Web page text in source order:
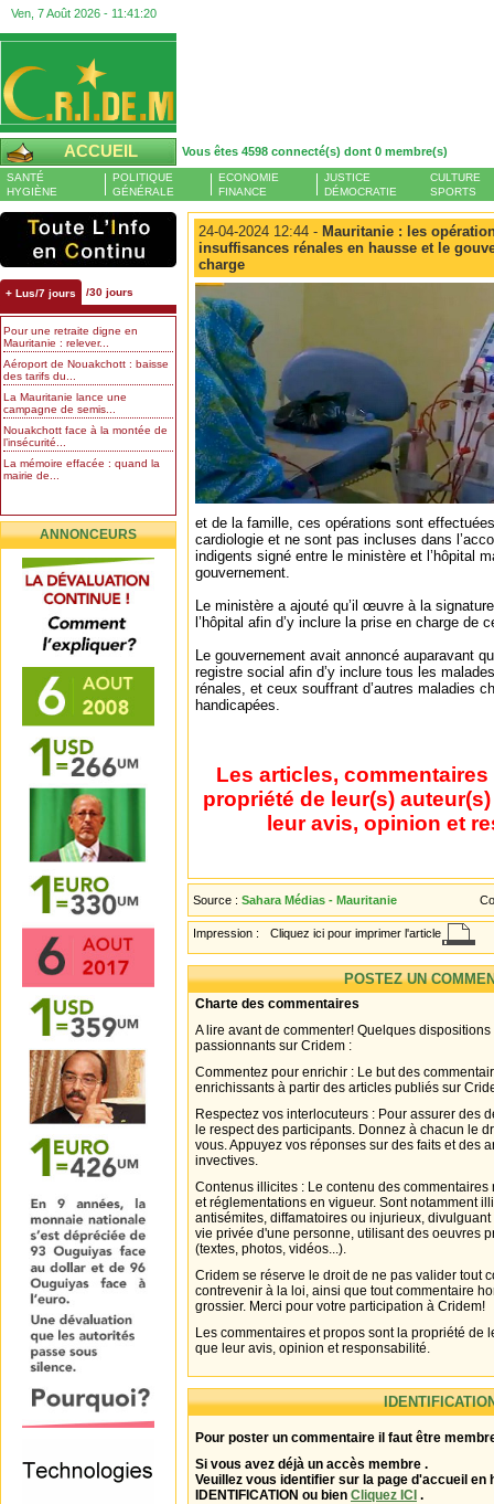
Ven, 7 Août 2026 - 11:41:21
ACCUEIL Vous êtes 4598 connecté(s) dont 0 membre(s)
SANTÉ
HYGIÈNE
POLITIQUE
GÉNÉRALE
ECONOMIE
FINANCE
JUSTICE
DÉMOCRATIE
CULTURE
SPORTS
+ Lus/7 jours /30 jours
Pour une retraite digne en
Mauritanie : relever...
Aéroport de Nouakchott : baisse
des tarifs du...
La Mauritanie lance une
campagne de semis...
Nouakchott face à la montée de
l’insécurité...
La mémoire effacée : quand la
mairie de...
ANNONCEURS
24-04-2024 12:44 - Mauritanie : les
insuffisances rénales en hausse et le
charge
et de la famille, ces opérations sont
cardiologie et ne sont pas incluses dans
indigents signé entre le ministère et l’hôpital
gouvernement.
Le ministère a ajouté qu’il œuvre à la
l’hôpital afin d’y inclure la prise en charge de
Le gouvernement avait annoncé auparavant
registre social afin d’y inclure tous les
rénales, et ceux souffrant d’autres maladies
handicapées.
Les articles,
propriété de leur(s)
leur avis, opinion et
Source : Sahara Médias - Mauritanie
Impression : Cliquez ici pour imprimer l'article
POSTEZ UN
Charte des commentaires
A lire avant de commenter! Quelques
passionnants sur Cridem :
Commentez pour enrichir : Le but des
enrichissants à partir des articles publiés sur
Respectez vos interlocuteurs : Pour assurer des
le respect des participants. Donnez à chacun le
vous. Appuyez vos réponses sur des faits et des
invectives.
Contenus illicites : Le contenu des
et réglementations en vigueur. Sont notamment
antisémites, diffamatoires ou injurieux,
vie privée d'une personne, utilisant des oeuvres
(textes, photos, vidéos...).
Cridem se réserve le droit de ne pas valider tout
contrevenir à la loi, ainsi que tout commentaire
grossier. Merci pour votre participation à Cridem!
Les commentaires et propos sont la propriété de
que leur avis, opinion et responsabilité.
Pour poster un commentaire il faut être
Si vous avez déjà un accès membre .
Veuillez vous identifier sur la page d'accueil en
IDENTIFICATION ou bien Cliquez ICI .